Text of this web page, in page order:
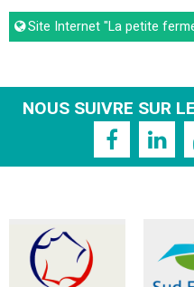
Site Internet"La petite
NOUS SUIVRE SUR